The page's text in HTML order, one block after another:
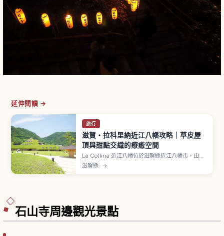
延伸閱讀 →
旅行
滋賀・拉科里納近江八幡攻略｜草皮屋
頂與甜點交織的療癒空間
La Collina 近江八幡位於滋賀縣近江八幡市，由老
字號和菓子店「TANEYA 集團」經營的體驗型旗艦
滋賀縣 →
石山寺周邊觀光景點